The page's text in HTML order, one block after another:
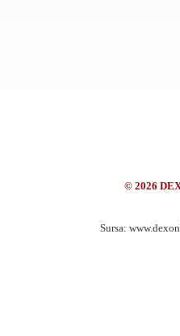
© 2026
Sursa: